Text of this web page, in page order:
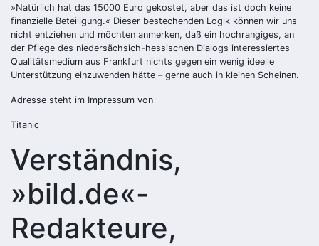
»Natürlich hat das 15000 Euro gekostet, aber das ist doch keine
finanzielle Beteiligung.« Dieser bestechenden Logik können wir uns
nicht entziehen und möchten anmerken, daß ein hochrangiges, an
der Pflege des niedersächsich-hessischen Dialogs interessiertes
Qualitätsmedium aus Frankfurt nichts gegen ein wenig ideelle
Unterstützung einzuwenden hätte – gerne auch in kleinen Scheinen.
Adresse steht im Impressum von
Titanic
Verständnis,
»bild.de«-
Redakteure,